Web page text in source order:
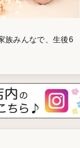
族みんなで、生後6